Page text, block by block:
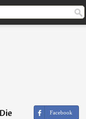
Facebook